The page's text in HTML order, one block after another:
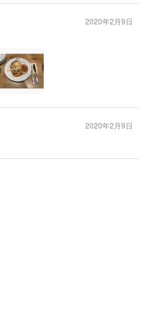
2020年2月9日
2020年2月9日